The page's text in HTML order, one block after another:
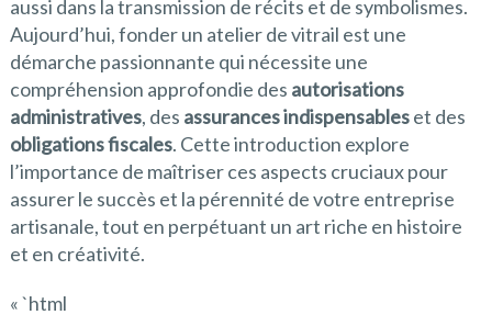
aussi dans la transmission de récits et de symbolismes.
Aujourd’hui, fonder un atelier de vitrail est une
démarche passionnante qui nécessite une
compréhension approfondie des autorisations
administratives, des assurances indispensableset des
obligations fiscales. Cette introduction explore
l’importance de maîtriser ces aspects cruciaux pour
assurer le succès et la pérennité de votre entreprise
artisanale, tout en perpétuant un art riche en histoire
et en créativité.
« `html